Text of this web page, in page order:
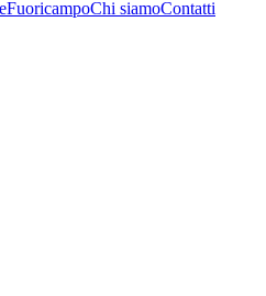
FuoricampoChi siamoContatti